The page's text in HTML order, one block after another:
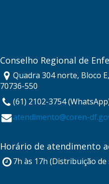
Conselho Regional de
Quadra 304 norte, Bloco
70736-550
(61) 2102-3754
atendimento@coren-
Horário de atendimento
7h às 17h (Distribuição